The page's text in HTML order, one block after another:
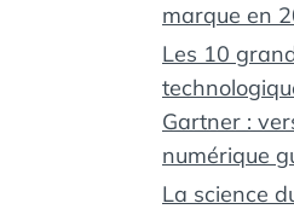
marque en
Les 10
Gartner :
numérique
La science